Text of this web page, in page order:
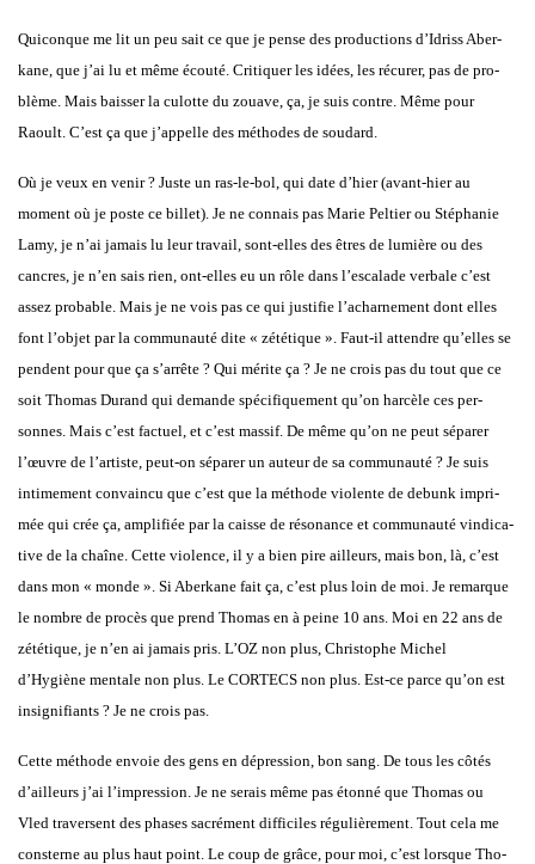
Qui­conque me lit un peu sait ce que je pense des pro­duc­tions d’Idriss Aber­
kane, que j’ai lu et même écou­té. Cri­ti­quer les idées, les récu­rer, pas de pro­
blème. Mais bais­ser la culotte du zouave, ça, je suis contre. Même pour
Raoult. C’est ça que j’appelle des méthodes de sou­dard.
Où je veux en venir ? Juste un ras-le-bol, qui date d’hier (avant-hier au
moment où je poste ce billet). Je ne connais pas Marie Pel­tier ou Sté­pha­nie
Lamy, je n’ai jamais lu leur tra­vail, sont-elles des êtres de lumière ou des
cancres, je n’en sais rien, ont-elles eu un rôle dans l’escalade ver­bale c’est
assez pro­bable. Mais je ne vois pas ce qui jus­ti­fie l’acharnement dont elles
font l’objet par la com­mu­nau­té dite « zété­tique ». Faut-il attendre qu’elles se
pendent pour que ça s’arrête ? Qui mérite ça ? Je ne crois pas du tout que ce
soit Tho­mas Durand qui demande spé­ci­fi­que­ment qu’on har­cèle ces per­
sonnes. Mais c’est fac­tuel, et c’est mas­sif. De même qu’on ne peut sépa­rer
l’œuvre de l’artiste, peut-on sépa­rer un auteur de sa com­mu­nau­té ? Je suis
inti­me­ment convain­cu que c’est que la méthode vio­lente de debunk impri­
mée qui crée ça, ampli­fiée par la caisse de réso­nance et com­mu­nau­té vin­di­ca­
tive de la chaîne. Cette vio­lence, il y a bien pire ailleurs, mais bon, là, c’est
dans mon « monde ». Si Aber­kane fait ça, c’est plus loin de moi. Je remarque
le nombre de pro­cès que prend Tho­mas en à peine 10 ans. Moi en 22 ans de
zété­tique, je n’en ai jamais pris. L’OZ non plus, Chris­tophe Michel
d’Hygiène men­tale non plus. Le CORTECS non plus. Est-ce parce qu’on est
insi­gni­fiants ? Je ne crois pas.
Cette méthode envoie des gens en dépres­sion, bon sang. De tous les côtés
d’ailleurs j’ai l’impression. Je ne serais même pas éton­né que Tho­mas ou
Vled tra­versent des phases sacré­ment dif­fi­ciles régu­liè­re­ment. Tout cela me
consterne au plus haut point. Le coup de grâce, pour moi, c’est lorsque Tho­